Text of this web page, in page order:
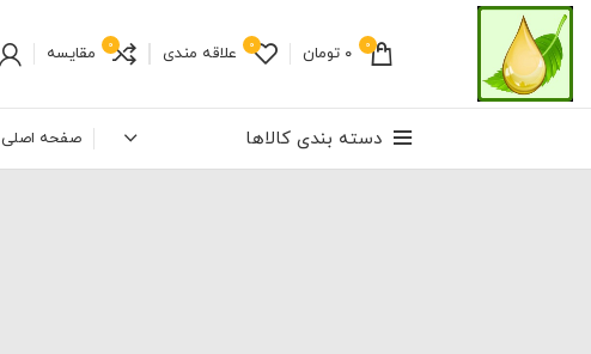
0 ۰ تومان 0 علاقه مندی 0 مقایسه
دسته بندی کالاها صفحه اصلی